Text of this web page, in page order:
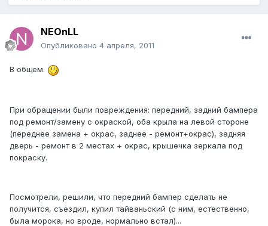
NEOnLL
Опубликовано 4 апреля, 2011
В общем.
При обращении были повреждения: передний, задний бампера
под ремонт/замену с окраской, оба крыла на левой стороне
(переднее замена + окрас, заднее - ремонт+окрас), задняя
дверь - ремонт в 2 местах + окрас, крышечка зеркала под
покраску.
Посмотрели, решили, что передний бампер сделать не
получится, съездил, купил тайваньский (с ним, естественно,
была морока, но вроде, нормально встал)...